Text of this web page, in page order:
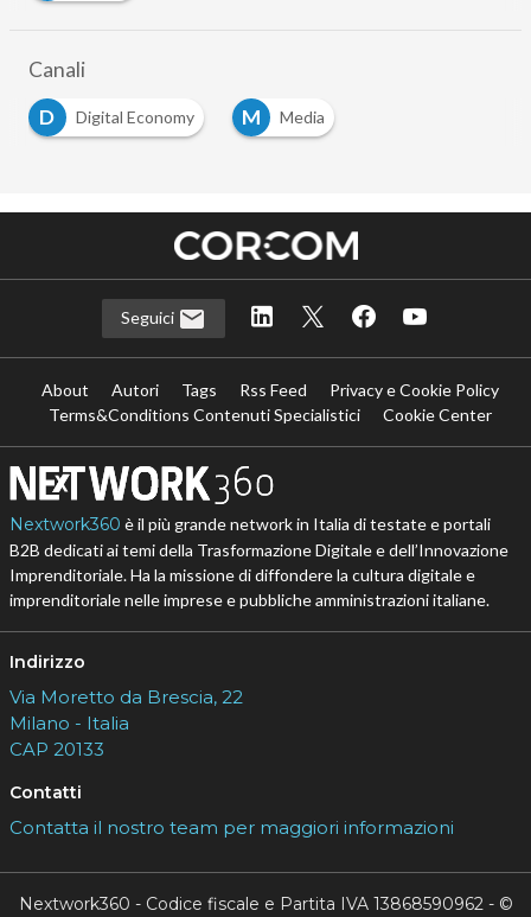
Canali
D
Digital Economy M Media
Seguici
About Autori Tags Rss Feed
Privacy e Cookie Policy
Terms&Conditions Contenuti Specialistici
Cookie Center
Nextwork360 è il più grande network in Italia di testate e portali
B2B dedicati ai temi della Trasformazione Digitale e dell’Innovazione
Imprenditoriale. Ha la missione di diffondere la cultura digitale e
imprenditoriale nelle imprese e pubbliche amministrazioni italiane.
Indirizzo
Via Moretto da Brescia, 22
Milano - Italia
CAP 20133
Contatti
Contatta il nostro team per maggiori informazioni
Nextwork360 - Codice fiscale e Partita IVA 13868590962 - ©